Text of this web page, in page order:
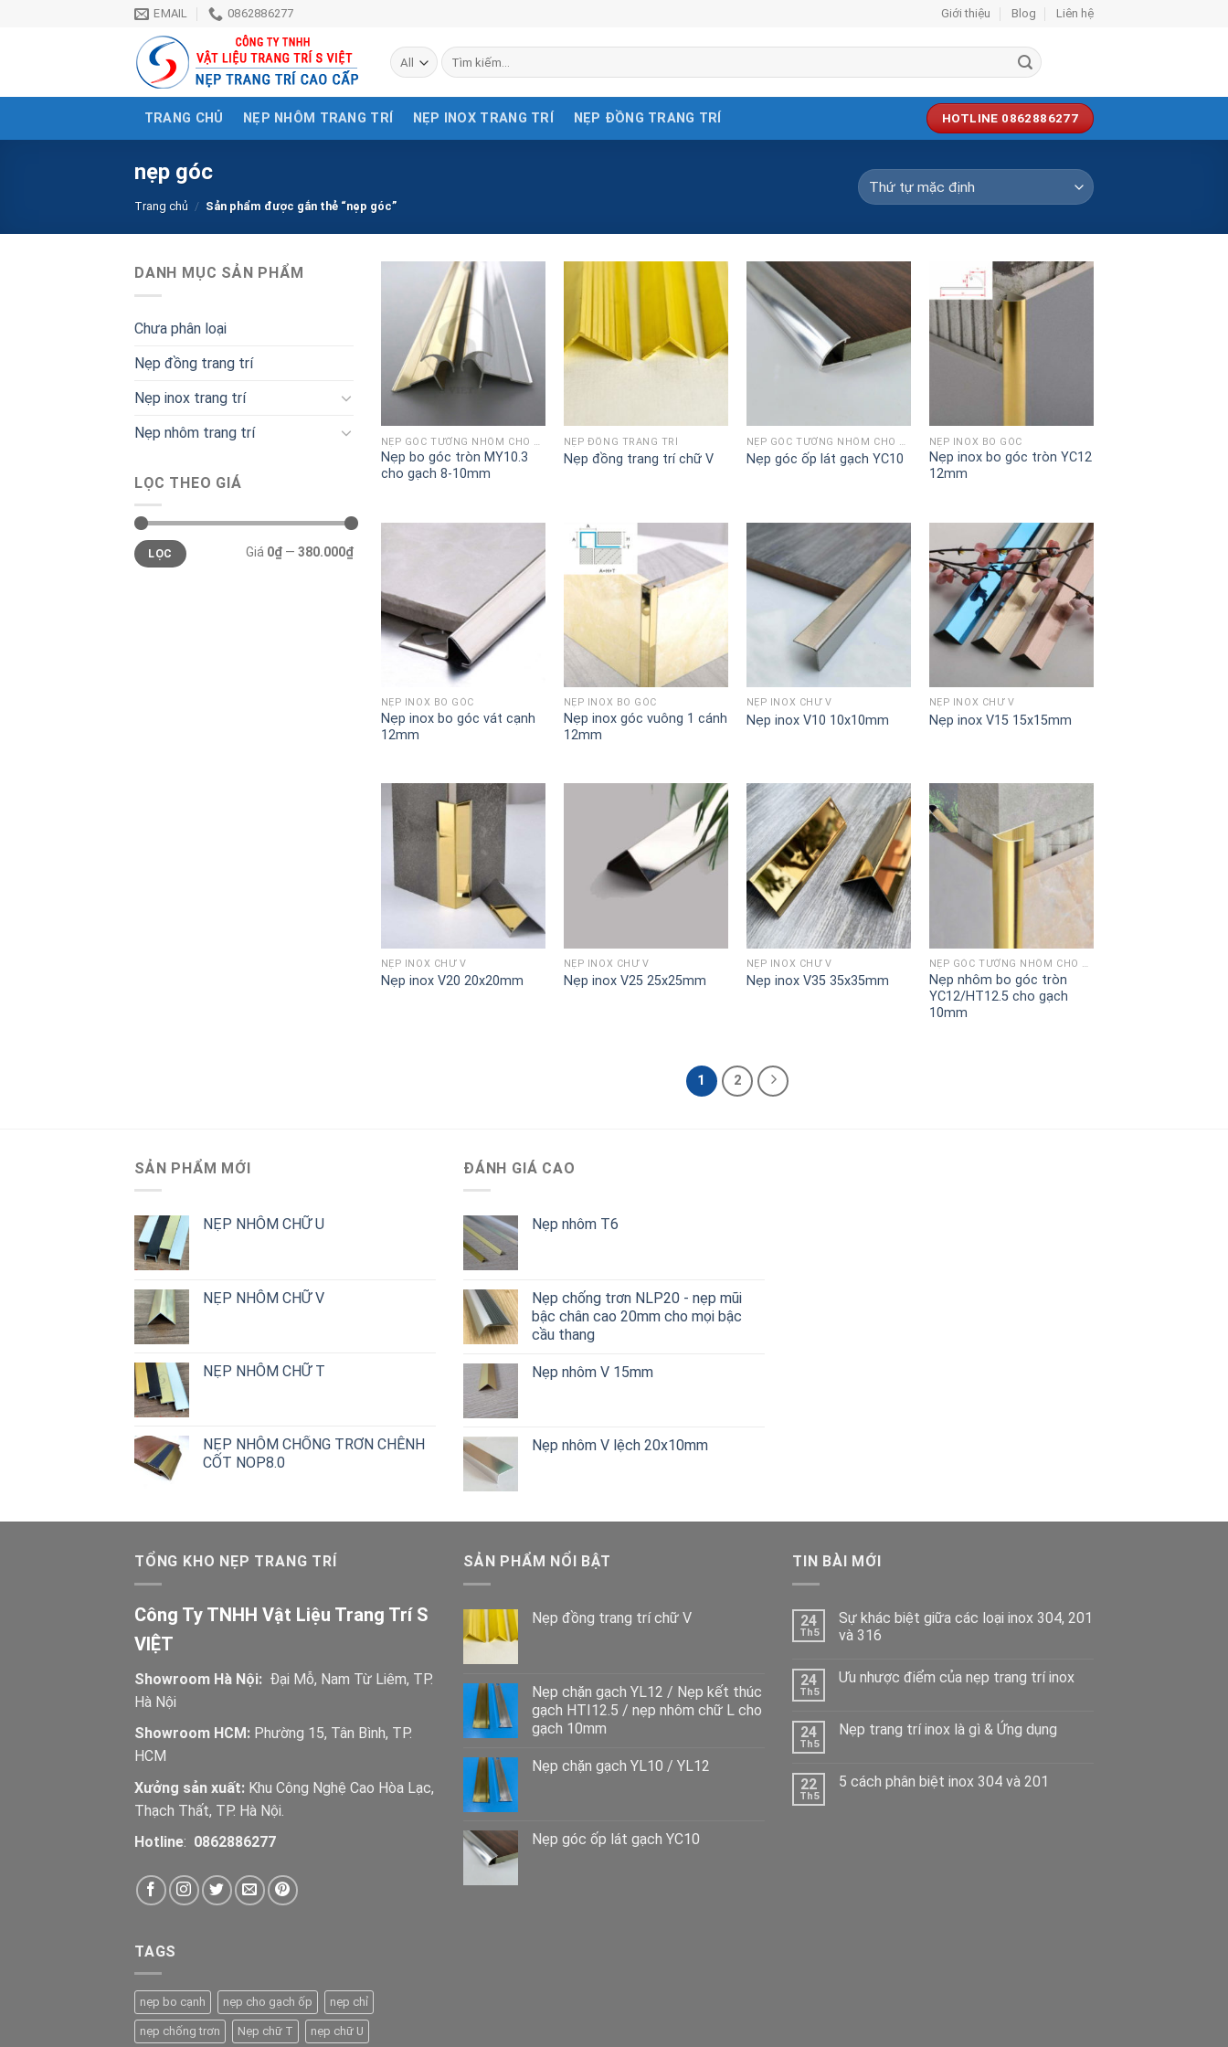
EMAIL 0862886277 Giới thiệu Blog Liên hệ
Tìm
kiếm:
TRANG CHỦ NẸP NHÔM TRANG TRÍ NẸP INOX TRANG TRÍ NẸP ĐỒNG TRANG TRÍ HOTLINE 0862886277
nẹp góc
Trang chủ / Sản phẩm được gắn thẻ “nẹp góc”
DANH MỤC SẢN PHẨM
Chưa phân loại
Nẹp đồng trang trí
Nẹp inox trang trí
Nẹp nhôm trang trí
LỌC THEO GIÁ
LỌC Giá 0₫ — 380.000₫
Nẹp bo góc tròn MY10.3
cho gạch 8-10mm
NẸP ĐỒNG TRANG TRÍ
Nẹp đồng trang trí chữ V Nẹp góc ốp lát gạch YC10
NẸP INOX BO GÓC
Nẹp inox bo góc tròn YC12
12mm
NẸP INOX BO GÓC
Nẹp inox bo góc vát cạnh
12mm
NẸP INOX BO GÓC
Nẹp inox góc vuông 1 cánh
12mm
NẸP INOX CHỮ V
Nẹp inox V10 10x10mm
NẸP INOX CHỮ V
Nẹp inox V15 15x15mm
NẸP INOX CHỮ V
Nẹp inox V20 20x20mm
NẸP INOX CHỮ V
Nẹp inox V25 25x25mm
NẸP INOX CHỮ V
Nẹp inox V35 35x35mm
NẸP GÓC TƯỜNG NHÔM CHO GẠCH MEN VÀ ĐÁ ỐP LÁT
Nẹp nhôm bo góc tròn
YC12/HT12.5 cho gạch
10mm
1 2
SẢN PHẨM MỚI
NẸP NHÔM CHỮ U
NẸP NHÔM CHỮ V
NẸP NHÔM CHỮ T
NẸP NHÔM CHỐNG TRƠN CHÊNH
CỐT NOP8.0
ĐÁNH GIÁ CAO
Nẹp nhôm T6
Nẹp chống trơn NLP20 - nẹp mũi
bậc chân cao 20mm cho mọi bậc
cầu thang
Nẹp nhôm V 15mm
Nẹp nhôm V lệch 20x10mm
TỔNG KHO NẸP TRANG TRÍ
Công Ty TNHH Vật Liệu Trang Trí S
VIỆT
Showroom Hà Nội: Đại Mỗ, Nam Từ Liêm, TP.
Hà Nội
Showroom HCM: Phường 15, Tân Bình, TP.
HCM
Xưởng sản xuất: Khu Công Nghệ Cao Hòa Lạc,
Thạch Thất, TP. Hà Nội.
Hotline: 0862886277
SẢN PHẨM NỔI BẬT
Nẹp đồng trang trí chữ V
Nẹp chặn gạch YL12 / Nẹp kết thúc
gạch HTI12.5 / nẹp nhôm chữ L cho
gạch 10mm
Nẹp chặn gạch YL10 / YL12
Nẹp góc ốp lát gạch YC10
TIN BÀI MỚI
24
Th5
Sự khác biệt giữa các loại inox 304, 201
và 316
24
Th5
Ưu nhược điểm của nẹp trang trí inox
24
Th5
Nẹp trang trí inox là gì & Ứng dụng
22
Th5
5 cách phân biệt inox 304 và 201
TAGS
nẹp bo cạnh nẹp cho gạch ốp nẹp chỉ
nẹp chống trơn Nẹp chữ T nẹp chữ U